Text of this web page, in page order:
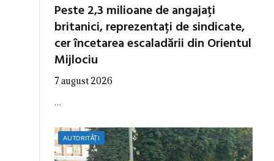
Peste 2,3 milioane de angajați
britanici, reprezentați de sindicate,
cer încetarea escaladării din Orientul
Mijlociu
7 august 2026
…
AUTORITĂȚI